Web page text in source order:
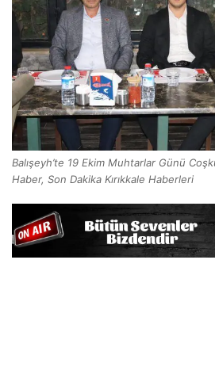
Balışeyh’te 19 Ekim Muhtarlar Günü
Haber, Son Dakika Kırıkkale Haberleri